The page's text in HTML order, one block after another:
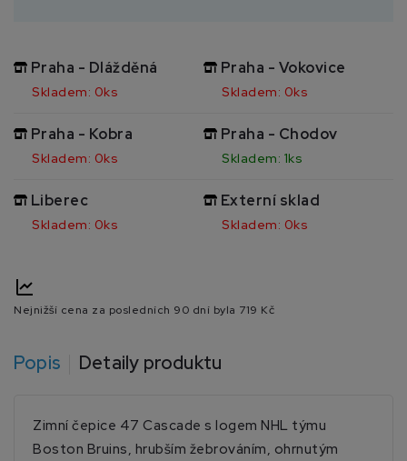
Praha - Dlážděná
Skladem: 0ks
Praha - Vokovice
Skladem: 0ks
Praha - Kobra
Skladem: 0ks
Praha - Chodov
Skladem: 1ks
Liberec
Skladem: 0ks
Externí sklad
Skladem: 0ks
Nejnižší cena za posledních 90 dní byla 719 Kč
Popis Detaily produktu
Zimní čepice 47 Cascade s logem NHL týmu
Boston Bruins, hrubším žebrováním, ohrnutým